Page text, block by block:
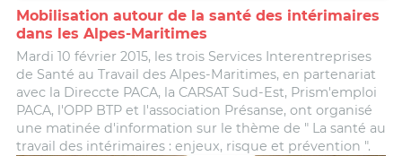
Mobilisation autour de la santé des intérimaires
dans les Alpes-Maritimes
Mardi 10 février 2015, les trois Services Interentreprises
de Santé au Travail des Alpes-Maritimes, en partenariat
avec la Direccte PACA, la CARSAT Sud-Est, Prism'emploi
PACA, l'OPP BTP et l'association Présanse, ont organisé
une matinée d'information sur le thème de " La santé au
travail des intérimaires : enjeux, risque et prévention ".